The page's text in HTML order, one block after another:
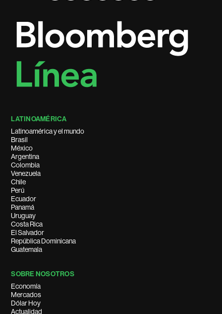
LATINOAMÉRICA
Latinoamérica y el mundo
Brasil
México
Argentina
Colombia
Venezuela
Chile
Perú
Ecuador
Panamá
Uruguay
Costa Rica
El Salvador
República Dominicana
Guatemala
SOBRE NOSOTROS
Economía
Mercados
Dólar Hoy
Actualidad